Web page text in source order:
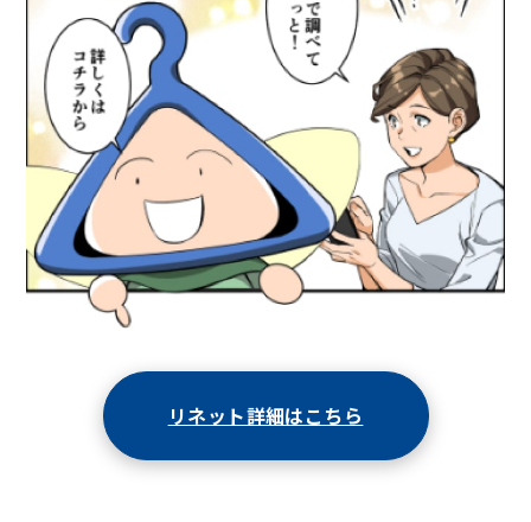
リネット詳細はこちら